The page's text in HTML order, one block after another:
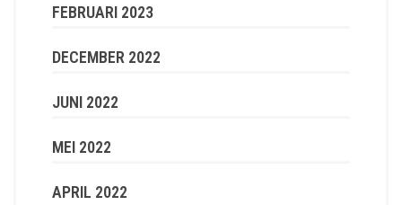
FEBRUARI 2023
DECEMBER 2022
JUNI 2022
MEI 2022
APRIL 2022